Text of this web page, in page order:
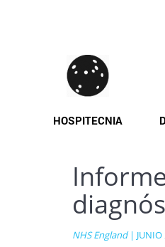
HOSPITECNIA
NHS England| JUNIO